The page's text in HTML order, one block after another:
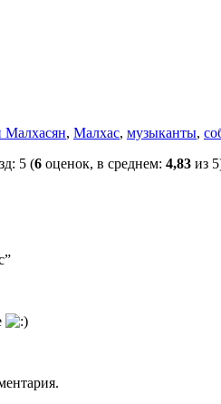
Малхасян, Малхас, музыканты,
(6 оценок, в среднем: 4,83 из